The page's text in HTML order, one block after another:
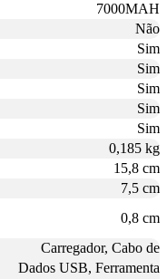
7000MAH
Não
Sim
Sim
Sim
Sim
Sim
0,185 kg
15,8 cm
7,5 cm
0,8 cm
Carregador, Cabo de
Dados USB, Ferramenta